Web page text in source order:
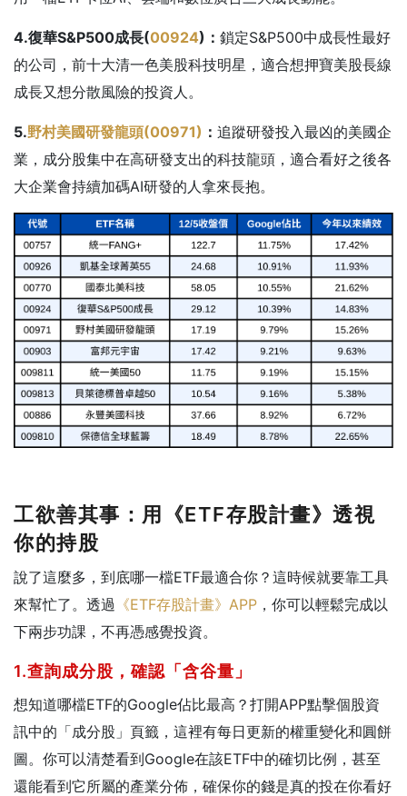
4.復華S&P500成長(00924)： 鎖定S&P500中成長性最好
的公司，前十大清一色美股科技明星，適合想押寶美股長線
成長又想分散風險的投資人。
5.野村美國研發龍頭(00971) ： 追蹤研發投入最凶的美國企
業，成分股集中在高研發支出的科技龍頭，適合看好之後各
大企業會持續加碼AI研發的人拿來長抱。
工欲善其事：用《ETF存股計畫》透視
你的持股
說了這麼多，到底哪一檔ETF最適合你？這時候就要靠工具
來幫忙了。透過 《ETF存股計畫》APP ，你可以輕鬆完成以
下兩步功課，不再憑感覺投資。
1.查詢成分股，確認「含谷量」
想知道哪檔ETF的Google佔比最高？打開APP點擊個股資
訊中的「成分股」頁籤，這裡有每日更新的權重變化和圓餅
圖。你可以清楚看到Google在該ETF中的確切比例，甚至
還能看到它所屬的產業分佈，確保你的錢是真的投在你看好